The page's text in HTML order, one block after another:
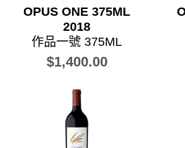
OPUS ONE 375ML
2018
作品一號 375ML
$1,400.00